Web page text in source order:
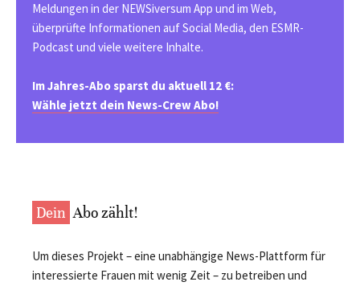
Meldungen in der NEWSiversum App und im Web,
überprüfte Informationen auf Social Media, den ESMR-
Podcast und viele weitere Inhalte.
Im Jahres-Abo sparst du aktuell 12 €:
Wähle jetzt dein News-Crew Abo!
Dein Abo zählt!
Um dieses Projekt – eine unabhängige News-Plattform für
interessierte Frauen mit wenig Zeit – zu betreiben und